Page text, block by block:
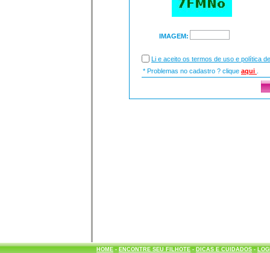
IMAGEM:
Li e aceito os termos de uso e política
* Problemas no cadastro ? clique aqui
HOME- ENCONTRE SEU FILHOTE- DICAS E CUIDADOS-